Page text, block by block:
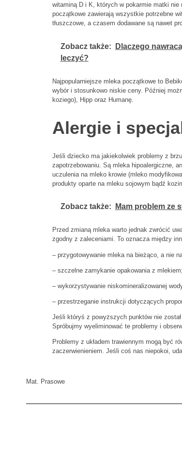
witaminą D i K, których w pokarmie matki
początkowe zawierają wszystkie potrzebne
tłuszczowe, a czasem dodawane są nawet
Zobacz także:
Dlaczego
leczyć?
Najpopularniejsze mleka początkowe to
wybór i stosunkowo niskie ceny. Później
koziego), Hipp oraz Humanę.
Alergie i
Jeśli dziecko ma jakiekolwiek problemy z
zapotrzebowaniu. Są mleka hipoalergiczne,
uczulenia na mleko krowie (mleko
produkty oparte na mleku sojowym bądź
Zobacz także: Mam problem ze
Przed zmianą mleka warto jednak zwrócić
zgodny z zaleceniami. To oznacza między
– przygotowywanie mleka na bieżąco, a nie
– szczelne zamykanie opakowania z mlekiem;
– wykorzystywanie niskomineralizowanej
– przestrzeganie instrukcji dotyczących
Jeśli któryś z powyższych punktów nie
Spróbujmy wyeliminować te problemy i
Problemy z układem trawiennym mogą być
zaczerwienieniem. Jeśli coś nas niepokoi,
Mat. Prasowe